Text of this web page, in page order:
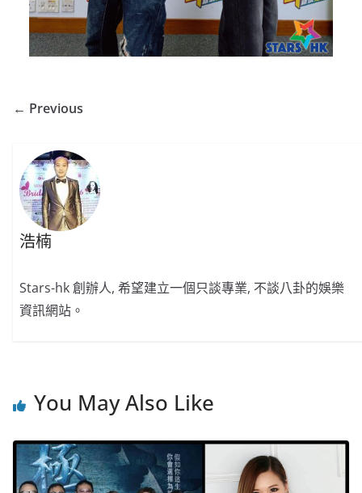
← Previous
浩楠
Stars-hk 創辦人, 希望建立一個只談專業, 不談八卦的娛樂
資訊網站。
You May Also Like